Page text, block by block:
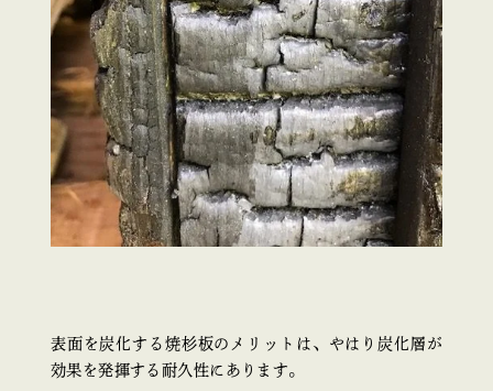
表面を炭化する焼杉板のメリットは、やはり炭化層が
効果を発揮する耐久性にあります。